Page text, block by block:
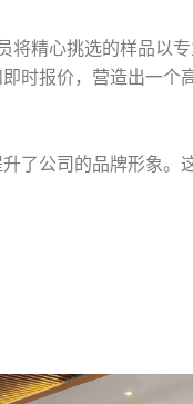
精心挑选的样品以
时报价，营造出一个
了公司的品牌形象。